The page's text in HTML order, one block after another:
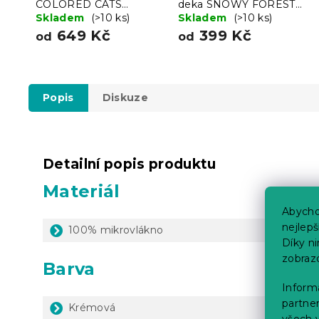
Díky
COLORED CATS
krémové
Skladem (>10 ks)
od 649 Kč
deka SNOWY FOREST
šedá
Skladem (>10 ks)
od 399 Kč
Popis Diskuze
Detailní popis produktu
Materiál
100% mikrovlákno
Barva
Krémová